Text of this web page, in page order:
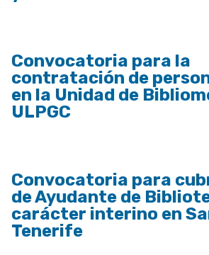
Convocatoria para la
contratación de
en la Unidad de
ULPGC
Convocatoria para
de Ayudante de
carácter interino en
Tenerife